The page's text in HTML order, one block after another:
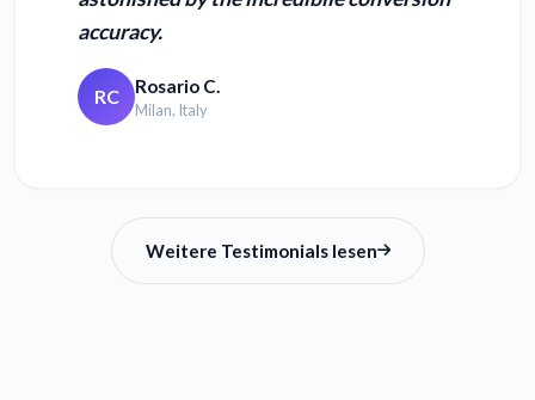
accuracy.
RC Rosario C.
Milan, Italy
Weitere Testimonials lesen